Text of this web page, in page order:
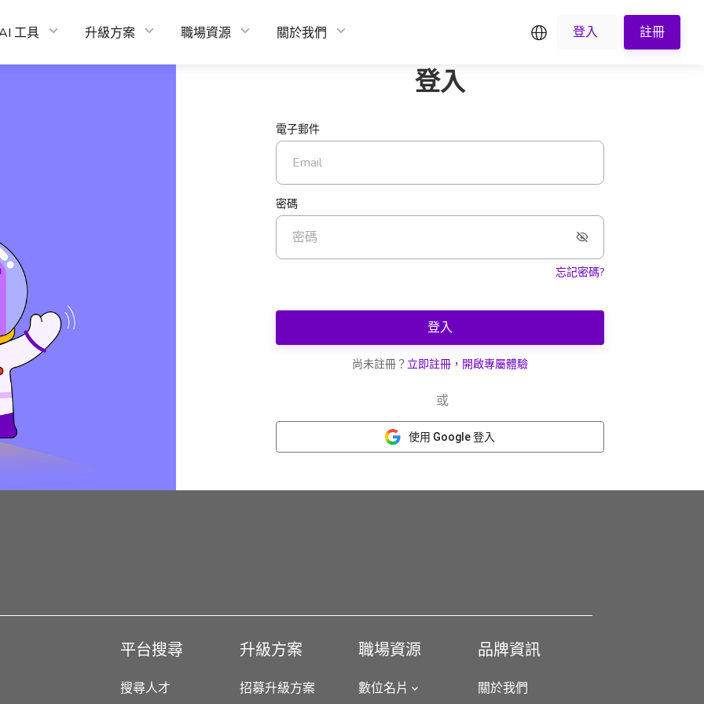
工具 升級方案 職場資源 關於我們 繁中登入 註冊
登入
電子郵件
密碼
忘記密碼?
登入
尚未註冊？立即註冊，開啟專屬體驗
或
使用 Google 登入
平台搜尋
搜尋人才
升級方案
招募升級方案
職場資源
數位名片
品牌資訊
關於我們